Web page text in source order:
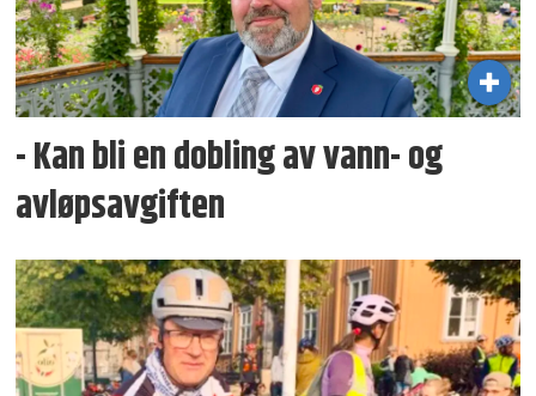
- Kan bli en dobling av vann- og
avløpsavgiften